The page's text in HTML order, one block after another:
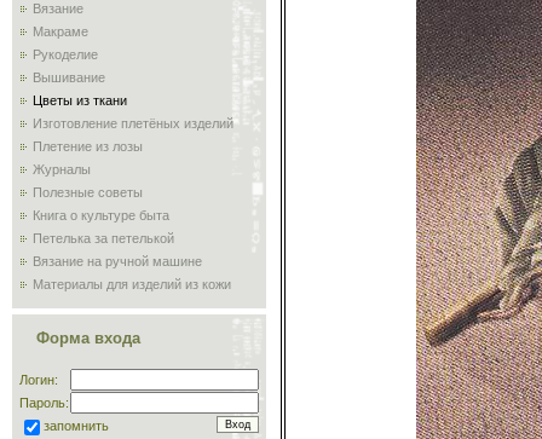
Вязание
Макраме
Рукоделие
Вышивание
Цветы из ткани
Изготовление плетёных изделий
Плетение из лозы
Журналы
Полезные советы
Книга о культуре быта
Петелька за петелькой
Вязание на ручной машине
Материалы для изделий из кожи
Сам себе мастер
Обучение плиточников и
мозаичников
Форма входа
Логин:
Пароль:
запомнить